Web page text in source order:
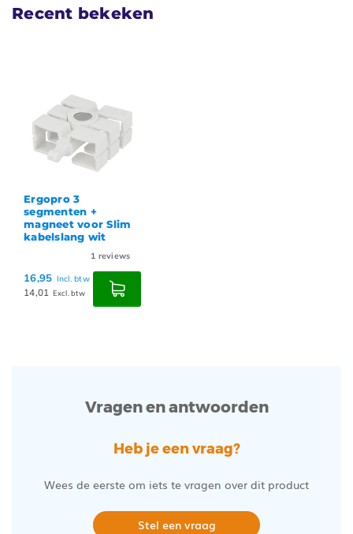
Recent bekeken
Ergopro 3
segmenten +
magneet voor Slim
kabelslang wit
1 reviews
16,95 Incl. btw
14,01 Excl. btw
Vragen en antwoorden
Heb je een vraag?
Wees de eerste om iets te vragen over dit product
Stel een vraag